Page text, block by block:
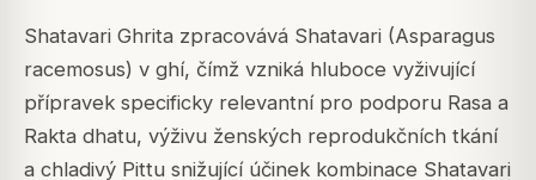
Shatavari Ghrita zpracovává Shatavari (Asparagus
racemosus) v ghí, čímž vzniká hluboce vyživující
přípravek specificky relevantní pro podporu Rasa a
Rakta dhatu, výživu ženských reprodukčních tkání
a chladivý Pittu snižující účinek kombinace Shatavari